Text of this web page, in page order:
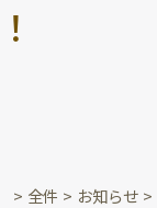
！
> 全件 > お知らせ >